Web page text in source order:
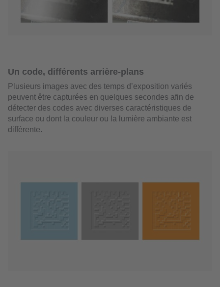
Un code, différents arrière-plans
Plusieurs images avec des temps d’exposition variés
peuvent être capturées en quelques secondes afin de
détecter des codes avec diverses caractéristiques de
surface ou dont la couleur ou la lumière ambiante est
différente.